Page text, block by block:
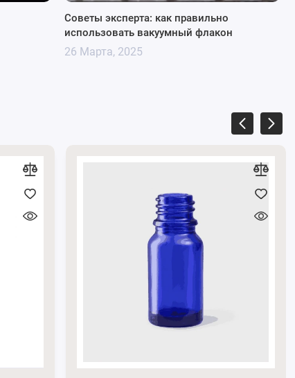
Советы эксперта: как правильно
использовать вакуумный флакон
26 Марта, 2025